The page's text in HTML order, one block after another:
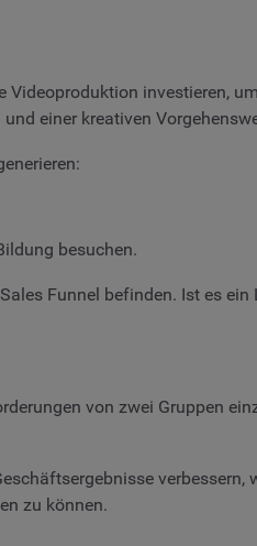
investieren,
einer kreativen
besuchen.
Funnel befinden. Ist es ein
von zwei Gruppen
verbessern,
zu können.